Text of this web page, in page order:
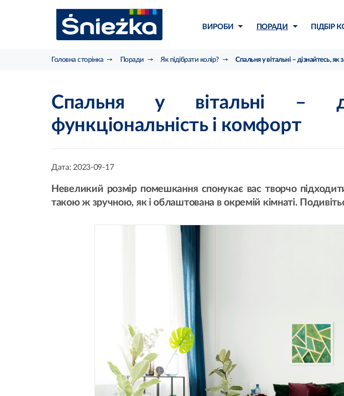
ВИРОБИ ПОРАДИ ПІДБІР
Головна сторінка Поради Як підібрати колір? Спальня у вітальні – дізнайтесь,
Спальня у вітальні –
функціональність і комфорт
Дата: 2023-09-17
Невеликий розмір помешкання спонукає вас творчо
такою ж зручною, як і облаштована в окремій кімнаті.